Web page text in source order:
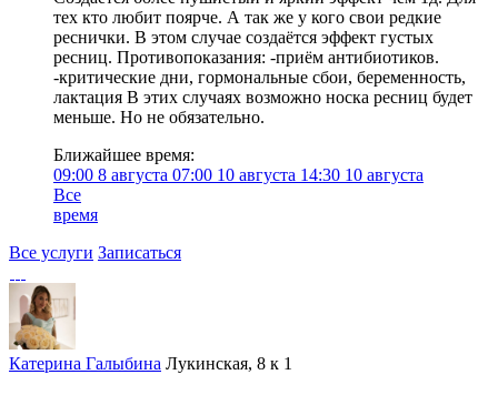
тех кто любит поярче. А так же у кого свои редкие
реснички. В этом случае создаётся эффект густых
ресниц. Противопоказания: -приём антибиотиков.
-критические дни, гормональные сбои, беременность,
лактация В этих случаях возможно носка ресниц будет
меньше. Но не обязательно.
Ближайшее время:
09:00 8 августа 07:00 10 августа 14:30 10 августа
Все
время
Все услуги Записаться
Катерина Галыбина Лукинская, 8 к 1